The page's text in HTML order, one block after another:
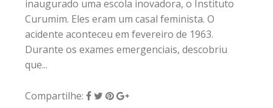
inaugurado uma escola inovadora, o Instituto
Curumim. Eles eram um casal feminista. O
acidente aconteceu em fevereiro de 1963.
Durante os exames emergenciais, descobriu
que...
Compartilhe: